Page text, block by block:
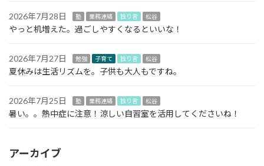
2026年7月28日 塾 業務連絡 独り言 松谷
やっと机増えた。過ごしやすくなるといいな！
2026年7月27日 勉強 子育て 独り言 松谷
夏休みは生活リズムを。子供も大人もですね。
2026年7月25日 塾 業務連絡 独り言 松谷
暑い。。熱中症に注意！涼しい自習室を活用してくださいね！
アーカイブ